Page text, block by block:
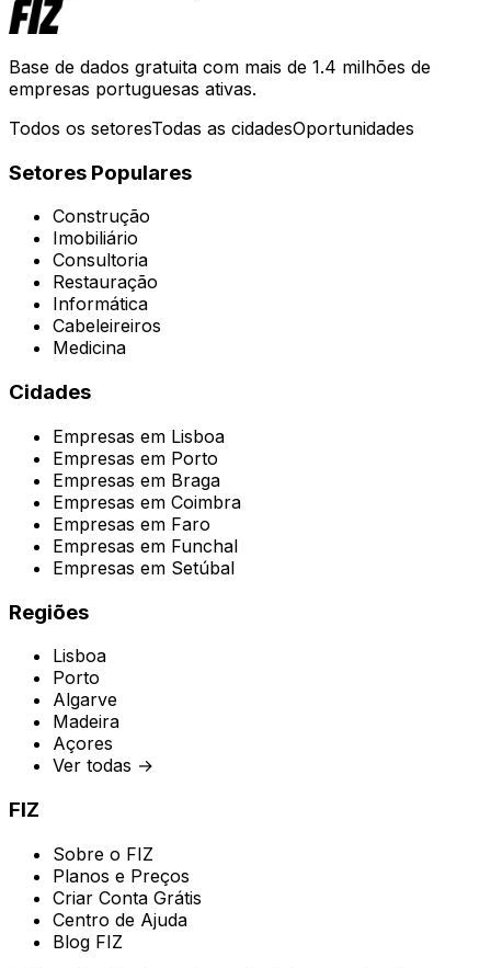
Base de dados gratuita com mais de 1.4 milhões de
empresas portuguesas ativas.
Todos os setoresTodas as cidadesOportunidades
Setores Populares
Construção
Imobiliário
Consultoria
Restauração
Informática
Cabeleireiros
Medicina
Cidades
Empresas em Lisboa
Empresas em Porto
Empresas em Braga
Empresas em Coimbra
Empresas em Faro
Empresas em Funchal
Empresas em Setúbal
Regiões
Lisboa
Porto
Algarve
Madeira
Açores
Ver todas →
FIZ
Sobre o FIZ
Planos e Preços
Criar Conta Grátis
Centro de Ajuda
Blog FIZ